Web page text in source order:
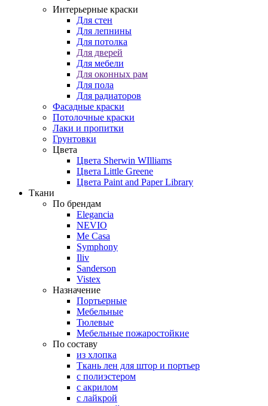
Интерьерные краски
Для стен
Для лепнины
Для потолка
Для дверей
Для мебели
Для оконных рам
Для пола
Для радиаторов
Фасадные краски
Потолочные краски
Лаки и пропитки
Грунтовки
Цвета
Цвета Sherwin WIlliams
Цвета Little Greene
Цвета Paint and Paper Library
Ткани
По брендам
Elegancia
NEVIO
Me Casa
Symphony
Iliv
Sanderson
Vistex
Назначение
Портьерные
Мебельные
Тюлевые
Мебельные пожаростойкие
По составу
из хлопка
Ткань лен для штор и портьер
с полиэстером
с акрилом
с лайкрой